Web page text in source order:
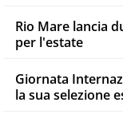
Rio Mare lancia
per l'estate
Giornata
la sua selezione